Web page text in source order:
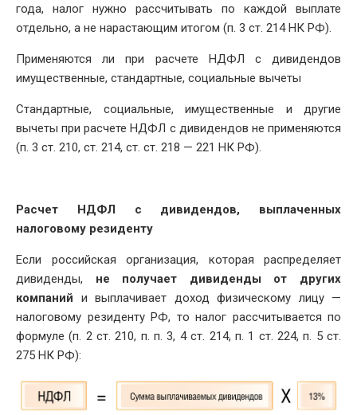
года, налог нужно рассчитывать по каждой выплате
отдельно, а не нарастающим итогом (п. 3 ст. 214 НК РФ).
Применяются ли при расчете НДФЛ с дивидендов
имущественные, стандартные, социальные вычеты
Стандартные, социальные, имущественные и другие
вычеты при расчете НДФЛ с дивидендов не применяются
(п. 3 ст. 210, ст. 214, ст. ст. 218 — 221 НК РФ).
Расчет НДФЛ с дивидендов, выплаченных
налоговому резиденту
Если российская организация, которая распределяет
дивиденды, не получает дивиденды от других
компаний и выплачивает доход физическому лицу —
налоговому резиденту РФ, то налог рассчитывается по
формуле (п. 2 ст. 210, п. п. 3, 4 ст. 214, п. 1 ст. 224, п. 5 ст.
275 НК РФ):